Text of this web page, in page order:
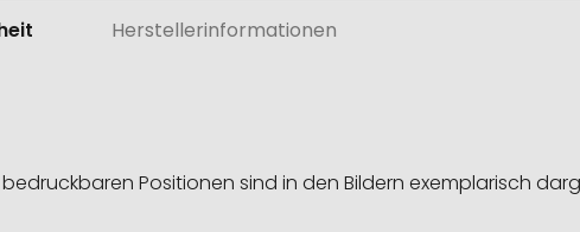
Herstellerinformationen
Positionen sind in den Bildern exemplarisch